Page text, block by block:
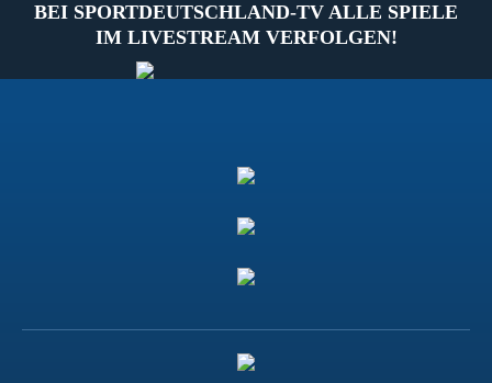
BEI SPORTDEUTSCHLAND-TV ALLE SPIELE
IM LIVESTREAM VERFOLGEN!